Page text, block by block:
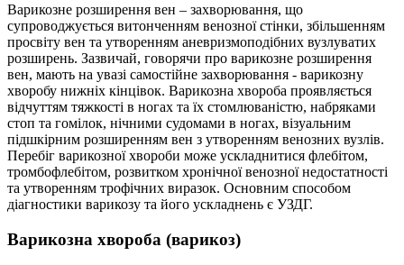
Варикозне розширення вен – захворювання, що
супроводжується витонченням венозної стінки, збільшенням
просвіту вен та утворенням аневризмоподібних вузлуватих
розширень. Зазвичай, говорячи про варикозне розширення
вен, мають на увазі самостійне захворювання - варикозну
хворобу нижніх кінцівок. Варикозна хвороба проявляється
відчуттям тяжкості в ногах та їх стомлюваністю, набряками
стоп та гомілок, нічними судомами в ногах, візуальним
підшкірним розширенням вен з утворенням венозних вузлів.
Перебіг варикозної хвороби може ускладнитися флебітом,
тромбофлебітом, розвитком хронічної венозної недостатності
та утворенням трофічних виразок. Основним способом
діагностики варикозу та його ускладнень є УЗДГ.
Варикозна хвороба (варикоз)